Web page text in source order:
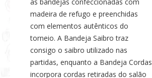
madeira de refugo e preenchidas
com elementos autênticos do
torneio. A Bandeja Saibro traz
consigo o saibro utilizado nas
partidas, enquanto a Bandeja Cordas
incorpora cordas retiradas do salão